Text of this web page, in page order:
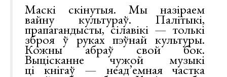
Маскі скінутыя. Мы назіраем
вайну культураў. Палітыкі,
прапагандысты, сілавікі — толькі
зброя ў руках пэўнай культуры.
Кожны абраў свой бок.
Выцісканне чужой музыкі
ці кнігаў — неад’емная частка